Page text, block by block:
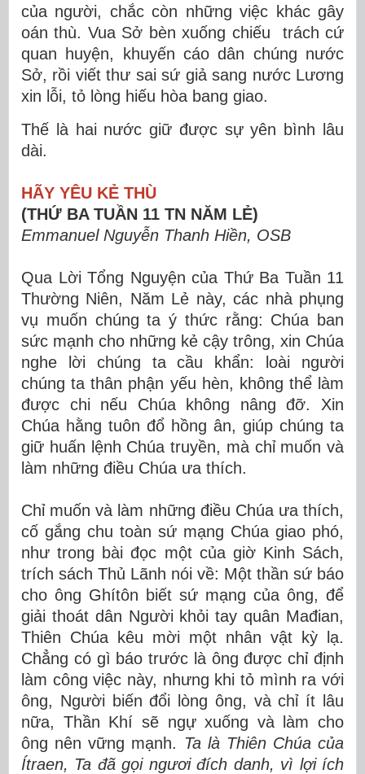
của người, chắc còn những việc khác gây
oán thù. Vua Sở bèn xuống chiếu trách cứ
quan huyện, khuyến cáo dân chúng nước
Sở, rồi viết thư sai sứ giả sang nước Lương
xin lỗi, tỏ lòng hiếu hòa bang giao.
Thế là hai nước giữ được sự yên bình lâu
dài.
HÃY YÊU KẺ THÙ
(THỨ BA TUẦN 11 TN NĂM LẺ)
Emmanuel Nguyễn Thanh Hiền, OSB
Qua Lời Tổng Nguyện của Thứ Ba Tuần 11
Thường Niên, Năm Lẻ này, các nhà phụng
vụ muốn chúng ta ý thức rằng: Chúa ban
sức mạnh cho những kẻ cậy trông, xin Chúa
nghe lời chúng ta cầu khẩn: loài người
chúng ta thân phận yếu hèn, không thể làm
được chi nếu Chúa không nâng đỡ. Xin
Chúa hằng tuôn đổ hồng ân, giúp chúng ta
giữ huấn lệnh Chúa truyền, mà chỉ muốn và
làm những điều Chúa ưa thích.
Chỉ muốn và làm những điều Chúa ưa thích,
cố gắng chu toàn sứ mạng Chúa giao phó,
như trong bài đọc một của giờ Kinh Sách,
trích sách Thủ Lãnh nói về: Một thần sứ báo
cho ông Ghítôn biết sứ mạng của ông, để
giải thoát dân Người khỏi tay quân Mađian,
Thiên Chúa kêu mời một nhân vật kỳ lạ.
Chẳng có gì báo trước là ông được chỉ định
làm công việc này, nhưng khi tỏ mình ra với
ông, Người biến đổi lòng ông, và chỉ ít lâu
nữa, Thần Khí sẽ ngự xuống và làm cho
ông nên vững mạnh. Ta là Thiên Chúa của
Ítraen, Ta đã gọi ngươi đích danh, vì lợi ích